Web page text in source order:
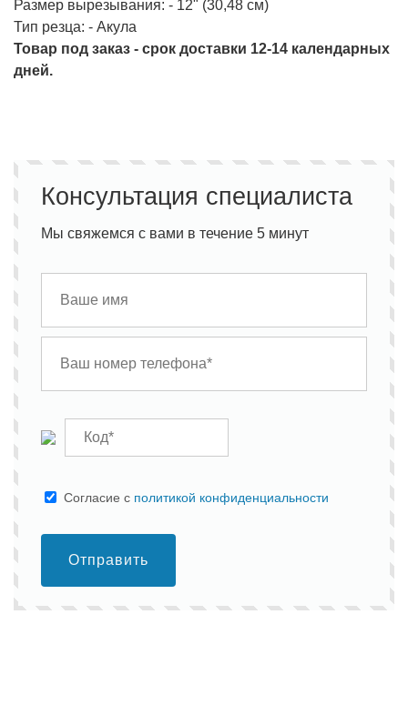
Размер вырезывания: - 12" (30,48 см)
Тип резца: - Акула
Товар под заказ - срок доставки 12-14 календарных
дней.
Консультация специалиста
Мы свяжемся с вами в течение 5 минут
Cогласие с политикой конфиденциальности
Отправить